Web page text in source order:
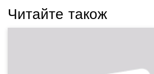
Читайте також